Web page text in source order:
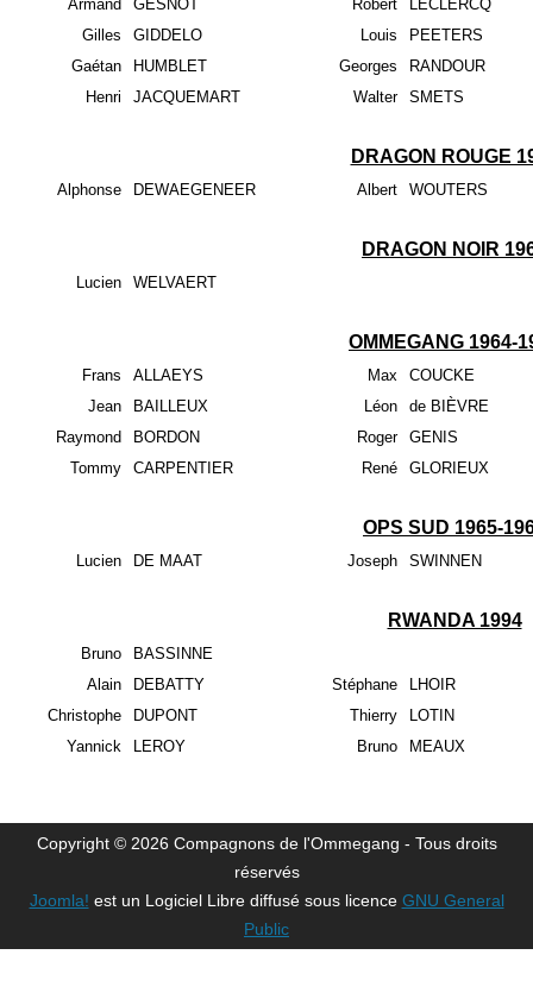
Armand GESNOT Robert
LECLERCQ
Gilles
GIDDELO Louis
PEETERS
Gaétan
HUMBLET Georges
RANDOUR
Henri
JACQUEMART Walter SMETS
DRAGON ROUGE
Alphonse DEWAEGENEER Albert WOUTERS
DRAGON NOIR
Lucien WELVAERT
OMMEGANG 1964-
Frans ALLAEYS Max
COUCKE
Jean
BAILLEUX Léon
de BIÈVRE
Raymond
BORDON Roger
GENIS
Tommy
CARPENTIER René GLORIEUX
OPS SUD 1965-
Lucien DE MAAT Joseph SWINNEN
RWANDA 1994
Bruno
BASSINNE
Alain
DEBATTY Stéphane
LHOIR
Christophe
DUPONT Thierry
LOTIN
Yannick
LEROY Bruno MEAUX
Copyright © 2026 Compagnons de l'Ommegang - Tous droits
réservés
Joomla! est un Logiciel Libre diffusé sous licence GNU General
Public